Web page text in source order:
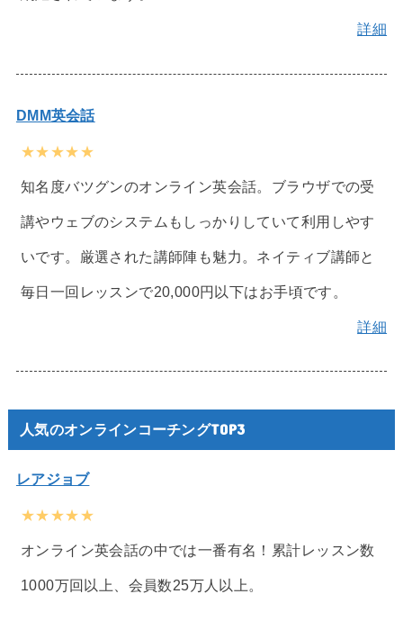
詳細
DMM英会話
★★★★★
知名度バツグンのオンライン英会話。ブラウザでの受
講やウェブのシステムもしっかりしていて利用しやす
いです。厳選された講師陣も魅力。ネイティブ講師と
毎日一回レッスンで20,000円以下はお手頃です。
詳細
人気のオンラインコーチングTOP3
レアジョブ
★★★★★
オンライン英会話の中では一番有名！累計レッスン数
1000万回以上、会員数25万人以上。